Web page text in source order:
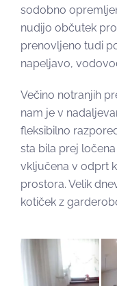
sodobno
nudijo občutek
prenovljeno tudi
napeljavo,
Večino notranjih
nam je v
fleksibilno
sta bila prej
vključena v odprt
prostora. Velik
kotiček z